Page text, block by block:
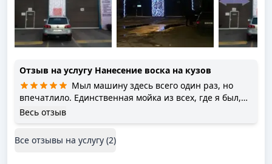
Отзыв на услугу Нанесение воска на кузов
Мыл машину здесь всего один раз, но
впечатлило. Единственная мойка из всех, где я был,
где качественно почистили стекло изнутри, без
машина без разводов. Чернение резины держалось
Весь отзыв
Все отзывы на услугу (2)